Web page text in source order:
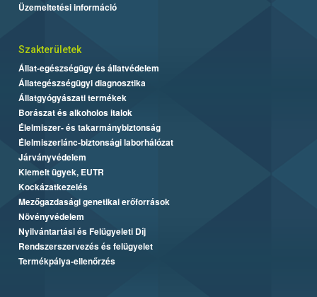
Üzemeltetési információ
Szakterületek
Állat-egészségügy és állatvédelem
Állategészségügyi diagnosztika
Állatgyógyászati termékek
Borászat és alkoholos italok
Élelmiszer- és takarmánybiztonság
Élelmiszerlánc-biztonsági laborhálózat
Járványvédelem
Kiemelt ügyek, EUTR
Kockázatkezelés
Mezőgazdasági genetikai erőforrások
Növényvédelem
Nyilvántartási és Felügyeleti Díj
Rendszerszervezés és felügyelet
Termékpálya-ellenőrzés